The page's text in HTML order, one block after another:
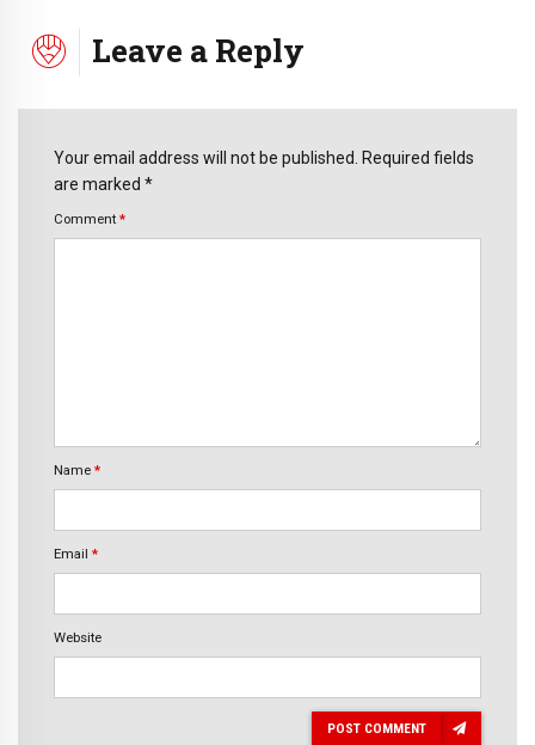
Leave a Reply
Your email address will not be published. Required fields
are marked *
Comment *
Name *
Email *
Website
POST COMMENT